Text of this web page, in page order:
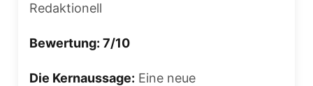
Redaktionell
Bewertung: 7/10
Die Kernaussage: Eine neue